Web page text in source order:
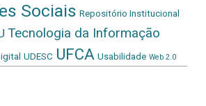
Sociais Repositório Institucional
Tecnologia da Informação
UDESC UFCA Usabilidade Web 2.0